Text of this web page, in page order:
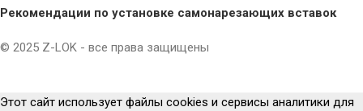
Рекомендации по установке самонарезающих вставок
© 2025 Z-LOK - все права защищены
Этот сайт использует файлы cookies и сервисы аналитики для